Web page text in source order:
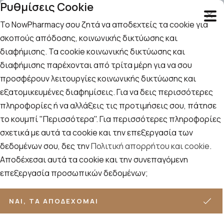
Αναζήτηση
Αρχική / Εταιρίες / Intermed /
Intermed Eva Intima Wash Original, Υγρό Καθαρισμού Για Την
Ευαίσθητη Περιοχή 250ml
Intermed Eva Intima Wash Original,
Υγρό Καθαρισμού Για Την
Ευαίσθητη Περιοχή 250ml
Ρυθμίσεις Cookie
Το NowPharmacy σου ζητά να αποδεχτείς τα cookie για
σκοπούς απόδοσης, κοινωνικής δικτύωσης και
διαφήμισης. Τα cookie κοινωνικής δικτύωσης και
διαφήμισης παρέχονται από τρίτα μέρη για να σου
προσφέρουν λειτουργίες κοινωνικής δικτύωσης και
εξατομικευμένες διαφημίσεις. Για να δεις περισσότερες
πληροφορίες ή να αλλάξεις τις προτιμήσεις σου, πάτησε
το κουμπί "Περισσότερα". Για περισσότερες πληροφορίες
σχετικά με αυτά τα cookie και την επεξεργασία των
δεδομένων σου, δες τηνΠολιτική απορρήτου και cookie.
Αποδέχεσαι αυτά τα cookie και την συνεπαγόμενη
επεξεργασία προσωπικών δεδομένων;
ΝΑΙ, ΤΑ ΑΠΟΔΈΧΟΜΑΙ